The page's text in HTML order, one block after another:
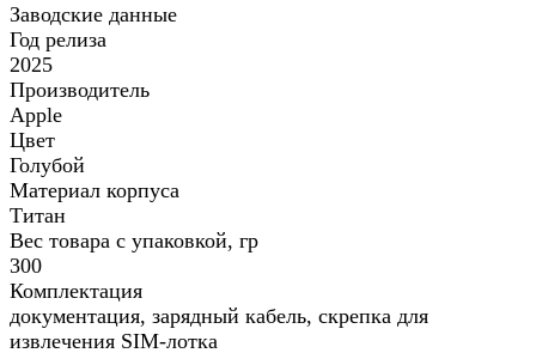
Заводские данные
Год релиза
2025
Производитель
Apple
Цвет
Голубой
Материал корпуса
Титан
Вес товара с упаковкой, гр
300
Комплектация
документация, зарядный кабель, скрепка для
извлечения SIM-лотка